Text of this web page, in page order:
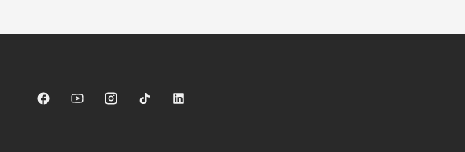
Sparkasse auf Facebook
Sparkasse auf Youtube
Sparkasse auf Instagram
Sparkasse auf TikTok
Sparkasse auf LinkedIn